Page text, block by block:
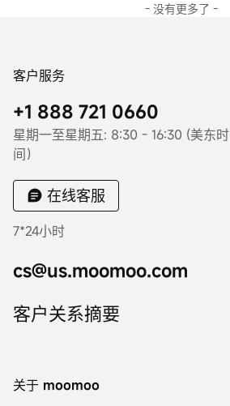
- 没有更多了 -
客户服务
+1 888 721 0660
星期一至星期五: 8:30 - 16:30 (美东时
间）
在线客服
7*24小时
cs@us.moomoo.com
客户关系摘要
关于 moomoo